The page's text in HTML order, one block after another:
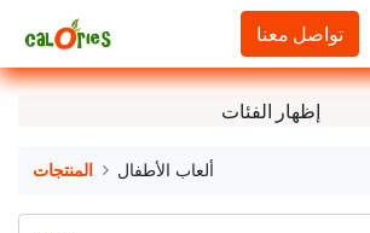
تواصل معنا
إظهار الفئات
المنتجات ألعاب الأطفال